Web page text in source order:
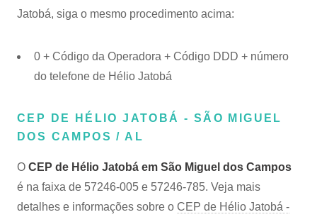
Jatobá, siga o mesmo procedimento acima:
0 + Código da Operadora + Código DDD + número
do telefone de Hélio Jatobá
CEP DE HÉLIO JATOBÁ - SÃO MIGUEL
DOS CAMPOS / AL
O CEP de Hélio Jatobá em São Miguel dos Campos
é na faixa de 57246-005 e 57246-785. Veja mais
detalhes e informações sobre o CEP de Hélio Jatobá -